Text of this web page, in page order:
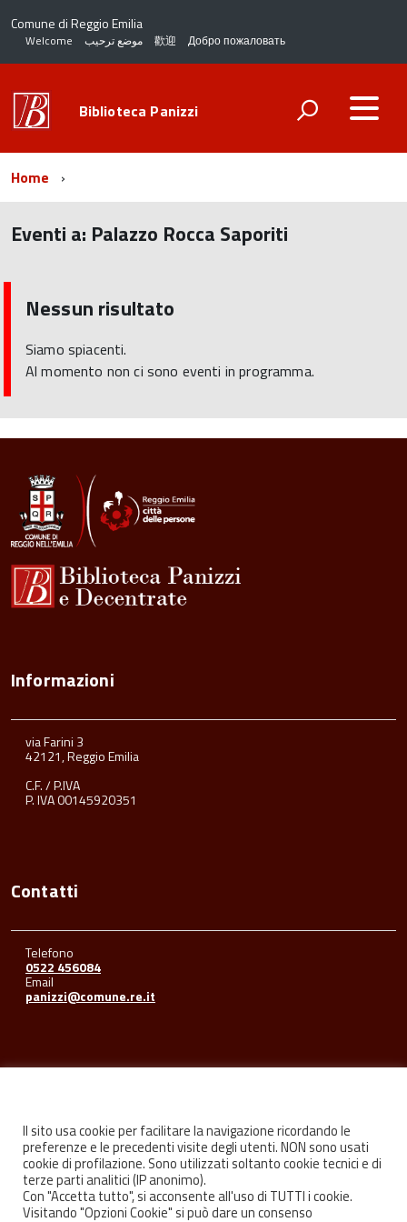
Comune di Reggio Emilia
Welcome موضع ترحيب 歡迎 Добро пожаловать
Biblioteca Panizzi
Home
Eventi a: Palazzo Rocca Saporiti
Nessun risultato
Siamo spiacenti.
Al momento non ci sono eventi in programma.
all'inizio
contenuto
Informazioni
via Farini 3
42121, Reggio Emilia
C.F. / P.IVA
P. IVA 00145920351
Contatti
Telefono
0522 456084
Email
panizzi@comune.re.it
FacebookYoutubeInstagram
Il sito usa cookie per facilitare la navigazione ricordando le
preferenze e le precedenti visite degli utenti. NON sono usati
cookie di profilazione. Sono utilizzati soltanto cookie tecnici e di
terze parti analitici (IP anonimo).
Con "Accetta tutto", si acconsente all'uso di TUTTI i cookie.
Visitando "Opzioni Cookie" si può dare un consenso